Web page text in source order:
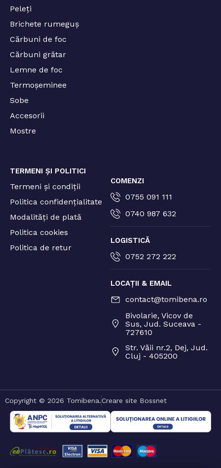
Peleți
Brichete rumeguș
Cărbuni de foc
Cărbuni grătar
Lemne de foc
Termoșeminee
Sobe
Accesorii
Mostre
TERMENI ȘI POLITICI
Termeni și condiții
Politica confidențialitate
Modalități de plată
Politica cookies
Politica de retur
COMENZI
0755 091 111
0740 987 632
LOGISTICĂ
0752 272 222
LOCAȚII & EMAIL
contact@tomibena.ro
Bivolarie, Vicov de
Sus, Jud. Suceava -
727610
Str. Văii nr.2, Dej, Jud.
Cluj - 405200
Copyright © 2026 Tomibena.Creare site Bossnet